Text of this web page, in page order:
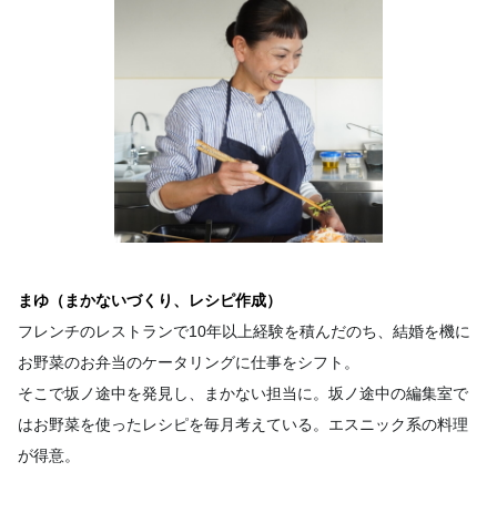
まゆ（まかないづくり、レシピ作成）
フレンチのレストランで10年以上経験を積んだのち、結婚を機に
お野菜のお弁当のケータリングに仕事をシフト。
そこで坂ノ途中を発見し、まかない担当に。坂ノ途中の編集室で
はお野菜を使ったレシピを毎月考えている。エスニック系の料理
が得意。